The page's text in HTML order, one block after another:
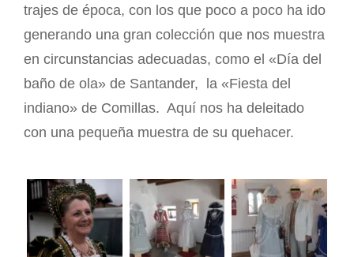
trajes de época, con los que poco a poco ha ido
generando una gran colección que nos muestra
en circunstancias adecuadas, como el «Día del
baño de ola» de Santander, la «Fiesta del
indiano» de Comillas. Aquí nos ha deleitado
con una pequeña muestra de su quehacer.